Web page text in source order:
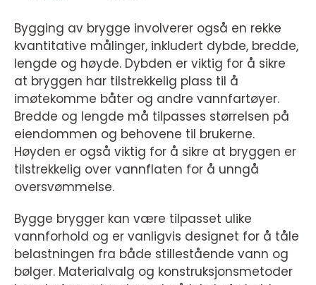
Bygging av brygge involverer også en rekke
kvantitative målinger, inkludert dybde, bredde,
lengde og høyde. Dybden er viktig for å sikre
at bryggen har tilstrekkelig plass til å
imøtekomme båter og andre vannfartøyer.
Bredde og lengde må tilpasses størrelsen på
eiendommen og behovene til brukerne.
Høyden er også viktig for å sikre at bryggen er
tilstrekkelig over vannflaten for å unngå
oversvømmelse.
Bygge brygger kan være tilpasset ulike
vannforhold og er vanligvis designet for å tåle
belastningen fra både stillestående vann og
bølger. Materialvalg og konstruksjonsmetoder